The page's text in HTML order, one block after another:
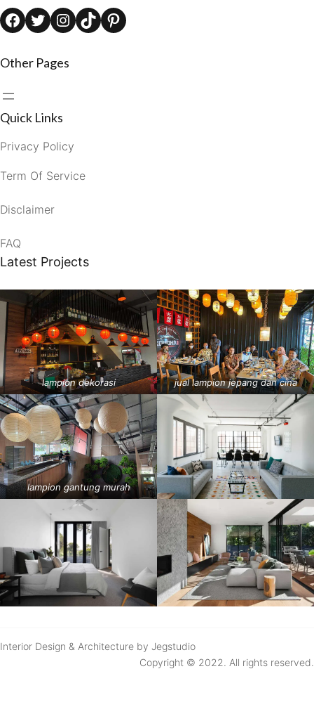
Facebook Twitter Instagram TikTok Pinterest
Other Pages
Quick Links
Privacy Policy
Term Of Service
Disclaimer
FAQ
Latest Projects
lampion dekorasi jual lampion jepang dan cina
lampion gantung murah
Interior Design & Architecture by Jegstudio
Copyright © 2022. All rights reserved.